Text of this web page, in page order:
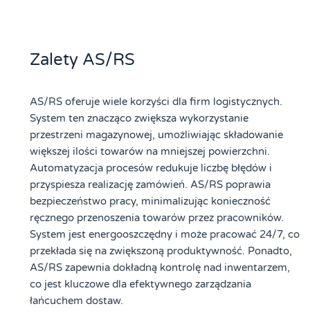
Zalety AS/RS
AS/RS oferuje wiele korzyści dla firm logistycznych.
System ten znacząco zwiększa wykorzystanie
przestrzeni magazynowej, umożliwiając składowanie
większej ilości towarów na mniejszej powierzchni.
Automatyzacja procesów redukuje liczbę błędów i
przyspiesza realizację zamówień. AS/RS poprawia
bezpieczeństwo pracy, minimalizując konieczność
ręcznego przenoszenia towarów przez pracowników.
System jest energooszczędny i może pracować 24/7, co
przekłada się na zwiększoną produktywność. Ponadto,
AS/RS zapewnia dokładną kontrolę nad inwentarzem,
co jest kluczowe dla efektywnego zarządzania
łańcuchem dostaw.